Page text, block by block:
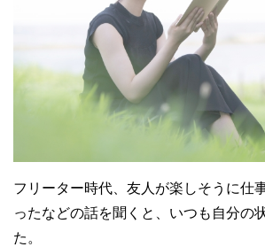
フリーター時代、友人が楽しそうに仕
ったなどの話を聞くと、いつも自分の
た。